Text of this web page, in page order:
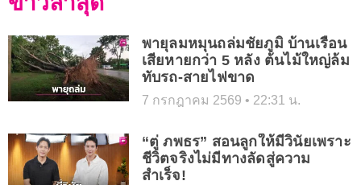
พายุลมหมุนถล่มชัยภูมิ บ้านเรือน
เสียหายกว่า 5 หลัง ต้นไม้ใหญ่ล้ม
ทับรถ-สายไฟขาด
7 กรกฎาคม 2569 22:31 น.
“ตู่ ภพธร” สอนลูกให้มีวินัยเพราะ
ชีวิตจริงไม่มีทางลัดสู่ความ
สำเร็จ!